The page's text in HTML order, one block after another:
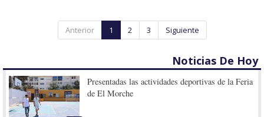
Anterior 1 2 3 Siguiente
Noticias De Hoy
Presentadas las actividades deportivas de la Feria
de El Morche